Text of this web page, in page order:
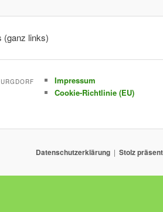
(ganz links)
Impressum
Cookie-Richtlinie (EU)
Datenschutzerklärung Stolz